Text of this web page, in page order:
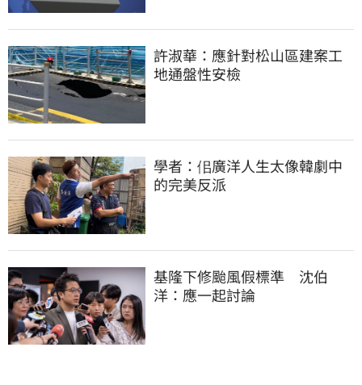
許淑華：應針對松山區建案工
地通盤性安檢
學者：佀廣洋人生太像韓劇中
的完美反派
基隆下修颱風假標準　沈伯
洋：應一起討論